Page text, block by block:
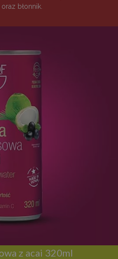
błonnik.
z acai 320ml